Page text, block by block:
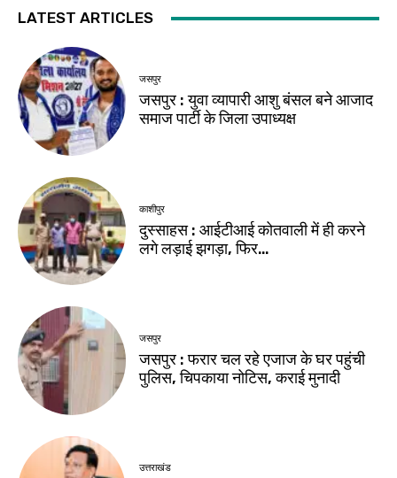
LATEST ARTICLES
जसपुर
जसपुर : युवा व्यापारी आशु बंसल बने आजाद
समाज पार्टी के जिला उपाध्यक्ष
काशीपुर
दुस्साहस : आईटीआई कोतवाली में ही करने
लगे लड़ाई झगड़ा, फिर…
जसपुर
जसपुर : फरार चल रहे एजाज के घर पहुंची
पुलिस, चिपकाया नोटिस, कराई मुनादी
उत्तराखंड